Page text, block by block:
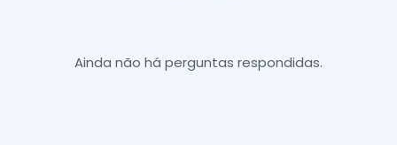
Ainda não há perguntas respondidas.